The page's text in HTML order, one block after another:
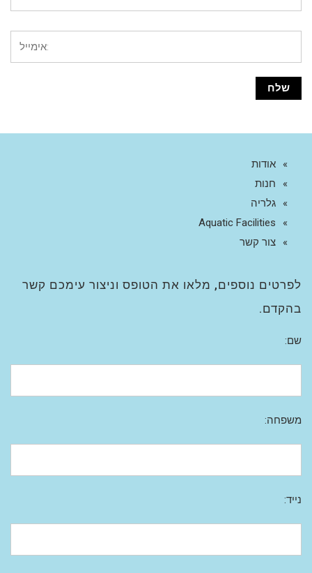
אודות
חנות
גלריה
Aquatic Facilities
צור קשר
לפרטים נוספים, מלאו את הטופס וניצור עימכם קשר
בהקדם.
שם:
משפחה:
נייד: